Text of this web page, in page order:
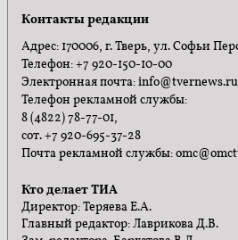
Контакты редакции
Адрес: 170006, г. Тверь, ул. Софьи
Телефон: +7 920-150-10-00
Электронная почта: info@tvernews.ru
Телефон рекламной службы:
8 (4822) 78-77-01,
сот. +7 920-695-37-28
Почта рекламной службы:
Кто делает ТИА
Директор: Теряева Е.А.
Главный редактор: Лаврикова Д.В.